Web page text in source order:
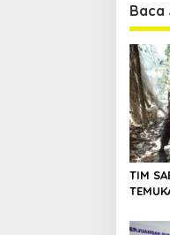
Baca
TIM